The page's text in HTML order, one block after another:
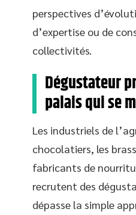
perspectives
d’expertise ou de
collectivités.
Dégustateur
palais qui se
Les industriels de
chocolatiers, les
fabricants de
recrutent des
dépasse la simple